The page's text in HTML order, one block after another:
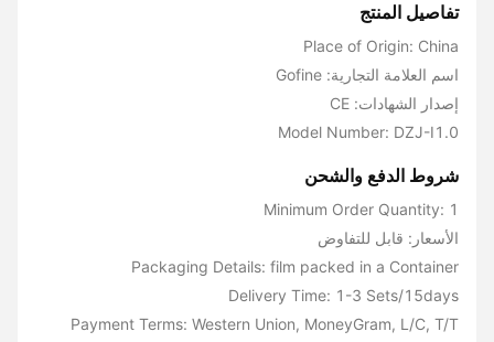
تفاصيل المنتج
Place of Origin: China
اسم العلامة التجارية: Gofine
إصدار الشهادات: CE
Model Number: DZJ-I1.0
شروط الدفع والشحن
Minimum Order Quantity: 1
الأسعار: قابل للتفاوض
Packaging Details: film packed in a Container
Delivery Time: 1-3 Sets/15days
Payment Terms: Western Union, MoneyGram, L/C, T/T